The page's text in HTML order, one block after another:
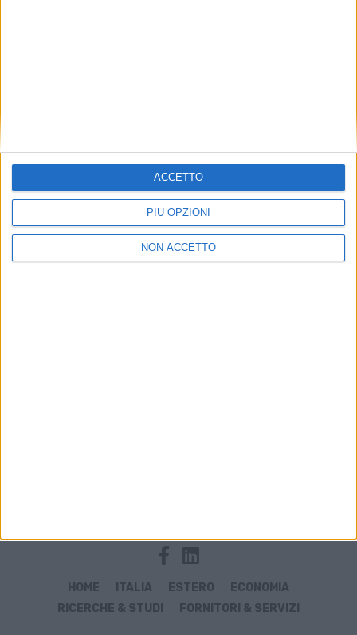
PIÙ OPZIONI
NON ACCETTO
ACCETTO
HOME ITALIA ESTERO
ECONOMIA
RICERCHE & STUDI
FORNITORI & SERVIZI